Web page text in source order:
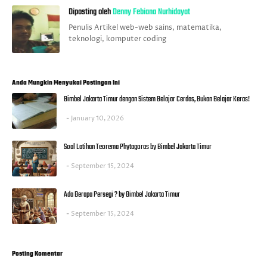
Diposting olehDenny Febiana Nurhidayat
Penulis Artikel web-web sains, matematika,
teknologi, komputer coding
Anda Mungkin Menyukai Postingan Ini
Bimbel Jakarta Timur dengan Sistem Belajar Cerdas, Bukan Belajar Keras!
January 10, 2026
Soal Latihan Teorema Phytagoras by Bimbel Jakarta Timur
September 15, 2024
Ada Berapa Persegi ? by Bimbel Jakarta Timur
September 15, 2024
Posting Komentar